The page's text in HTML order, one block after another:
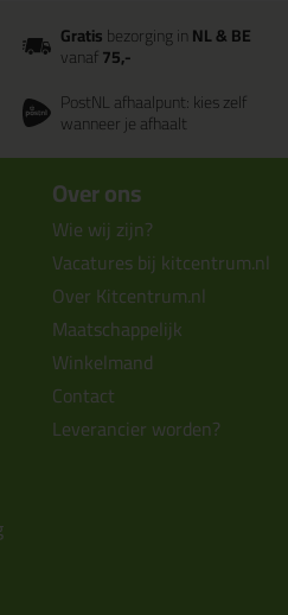
Gratisbezorging inNL & BE
vanaf75,-
PostNL afhaalpunt: kies zelf
wanneer je afhaalt
Over ons
Wie wij zijn?
Vacatures bij kitcentrum.nl
Over Kitcentrum.nl
Maatschappelijk
Winkelmand
Contact
Leverancier worden?